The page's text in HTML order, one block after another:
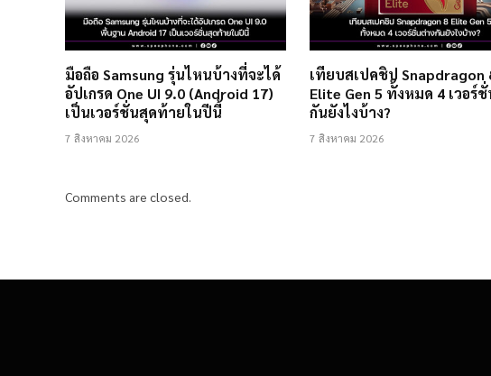
มือถือ Samsung รุ่นไหนบ้างที่จะได้
อัปเกรด One UI 9.0 (Android 17)
เป็นเวอร์ชั่นสุดท้ายในปีนี้
7 สิงหาคม 2026
เทียบสเปคชิป Snapdragon
Elite Gen 5 ทั้งหมด 4 เวอร์
กันยังไงบ้าง?
7 สิงหาคม 2026
Comments are closed.